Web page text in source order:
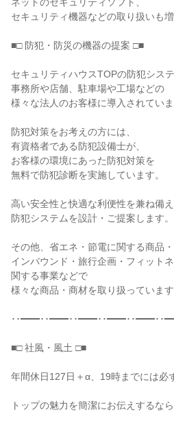
セキュリティ機器などの取り扱いも増
■□ 防犯・防災の機器の提案 □■
セキュリティハウスTOPの防犯システ
事務所や店舗、駐車場や工場などの
様々な法人のお客様に導入されていま
防犯対策をお考えの方には、
有資格者である防犯設備士が、
お客様の環境にあった防犯対策を
無料で防犯診断を実施しています。
高い安全性と快適な利便性を兼ね備
防犯システムを設計・ご提案します。
その他、省エネ・節電に関する商品・
インバウンド・旅行企画・フィット
関する事業などで
様々な商品・商材を取り扱っています
･･━━･･━━･･━━･･━━･･━━･･
■□ 社風・風土 □■
年間休日127日＋α、19時までには必
トップの魅力を簡潔にお伝えするなら